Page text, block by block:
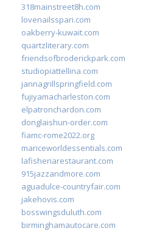
318mainstreet8h.com
lovenailsspari.com
oakberry-kuwait.com
quartzliterary.com
friendsofbroderickpark.com
studiopiattellina.com
jannagrillspringfield.com
fujiyamacharleston.com
elpatronchardon.com
donglaishun-order.com
fiamc-rome2022.org
mariceworldessentials.com
lafisheriarestaurant.com
915jazzandmore.com
aguadulce-countryfair.com
jakehovis.com
bosswingsduluth.com
birminghamautocare.com